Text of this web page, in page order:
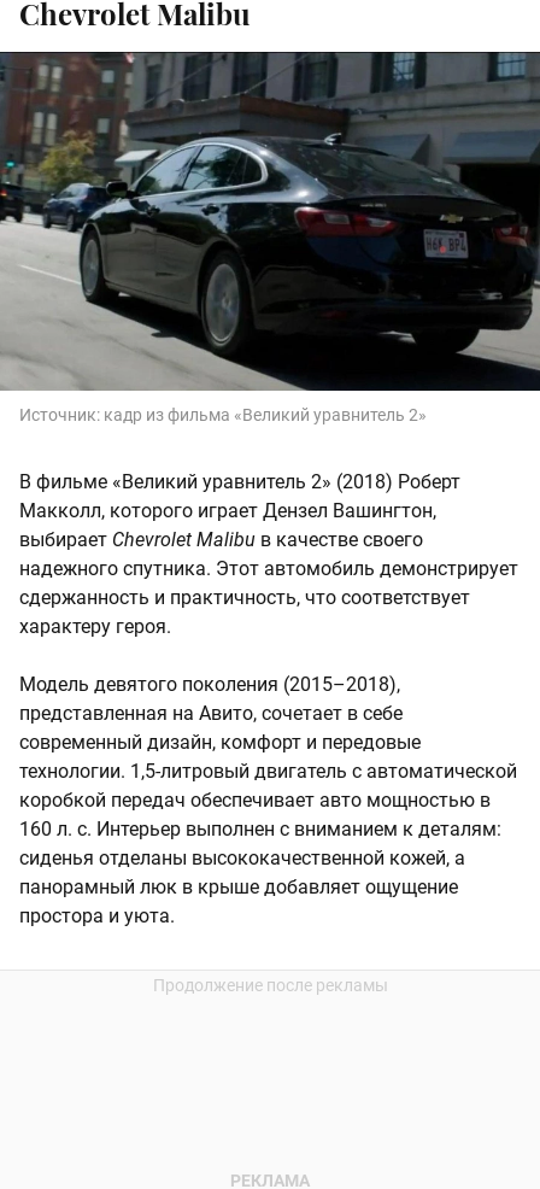
Chevrolet Malibu
Источник: кадр из фильма «Великий уравнитель 2»
В фильме «Великий уравнитель 2» (2018) Роберт
Макколл, которого играет Дензел Вашингтон,
выбирает Chevrolet Malibu в качестве своего
надежного спутника. Этот автомобиль демонстрирует
сдержанность и практичность, что соответствует
характеру героя.
Модель девятого поколения (2015–2018),
представленная на Авито, сочетает в себе
современный дизайн, комфорт и передовые
технологии. 1,5-литровый двигатель с автоматической
коробкой передач обеспечивает авто мощностью в
160 л. с. Интерьер выполнен с вниманием к деталям:
сиденья отделаны высококачественной кожей, а
панорамный люк в крыше добавляет ощущение
простора и уюта.